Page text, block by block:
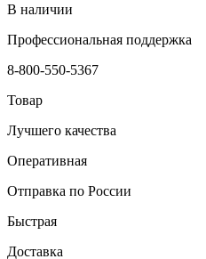
В наличии
Профессиональная поддержка
8-800-550-5367
Товар
Лучшего качества
Оперативная
Отправка по России
Быстрая
Доставка